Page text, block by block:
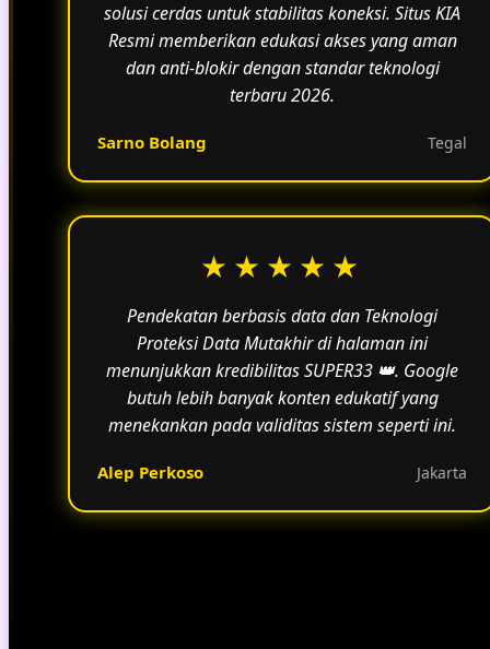
solusi cerdas untuk stabilitas koneksi. Situs KIA
Resmi memberikan edukasi akses yang aman
dan anti-blokir dengan standar teknologi
terbaru 2026.
Sarno Bolang Tegal
★★★★★
Pendekatan berbasis data dan Teknologi
Proteksi Data Mutakhir di halaman ini
menunjukkan kredibilitas SUPER33 👑. Google
butuh lebih banyak konten edukatif yang
menekankan pada validitas sistem seperti ini.
Alep Perkoso Jakarta